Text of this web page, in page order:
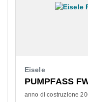
Eisele
PUMPFASS
anno di costruzione